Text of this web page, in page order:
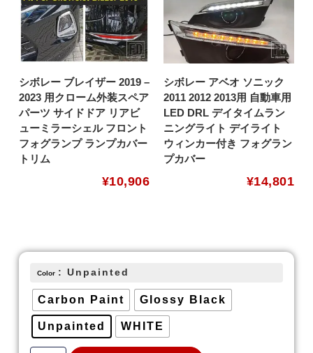
シボレー ブレイザー 2019 –
2023 用クローム外装スペア
パーツ サイドドア リアビ
ューミラーシェル フロント
フォグランプ ランプカバー
トリム
¥10,906
シボレー アベオ ソニック
2011 2012 2013用 自動車用
LED DRL デイタイムラン
ニングライト デイライト
ウィンカー付き フォグラン
プカバー
¥14,801
Color : Unpainted
Carbon Paint Glossy Black
Unpainted WHITE